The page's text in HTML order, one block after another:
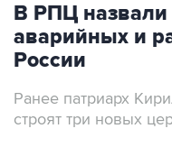
В РПЦ назвали
аварийных и
России
Ранее патриарх
строят три новых